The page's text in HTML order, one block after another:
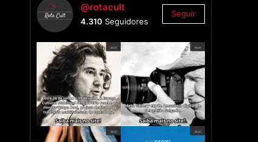
@rotacult
4.310 Seguidores
Seguir